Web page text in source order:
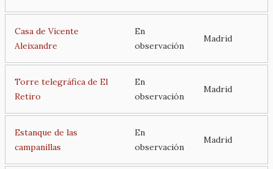
Casa de Vicente
Aleixandre
En
observación
Madrid
Torre telegráfica de El
Retiro
En
observación
Madrid
Estanque de las
campanillas
En
observación
Madrid